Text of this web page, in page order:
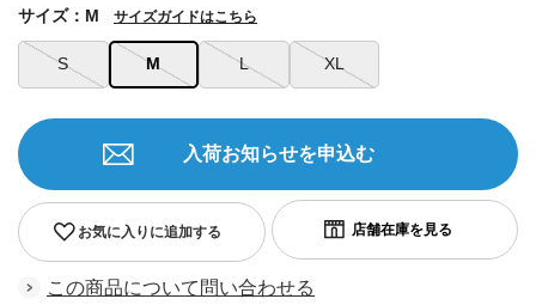
S M L XL
サイズ：M サイズガイドはこちら
お気に入りに追加する
入荷お知らせを申込む
この商品について問い合わせる